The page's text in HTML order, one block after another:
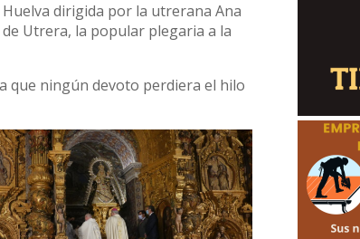
dirigida por la utrerana Ana
Utrera, la popular plegaria a la
que ningún devoto perdiera el hilo